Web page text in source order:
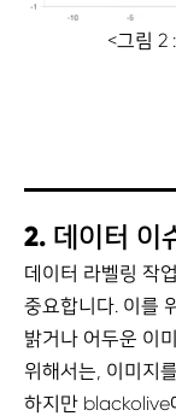
<그림 2
2. 데이터 이
데이터 라벨링 작
중요합니다. 이를
밝거나 어두운 이
위해서는, 이미지
하지만 blackolive